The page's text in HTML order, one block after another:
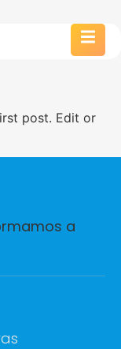
post. Edit or
a